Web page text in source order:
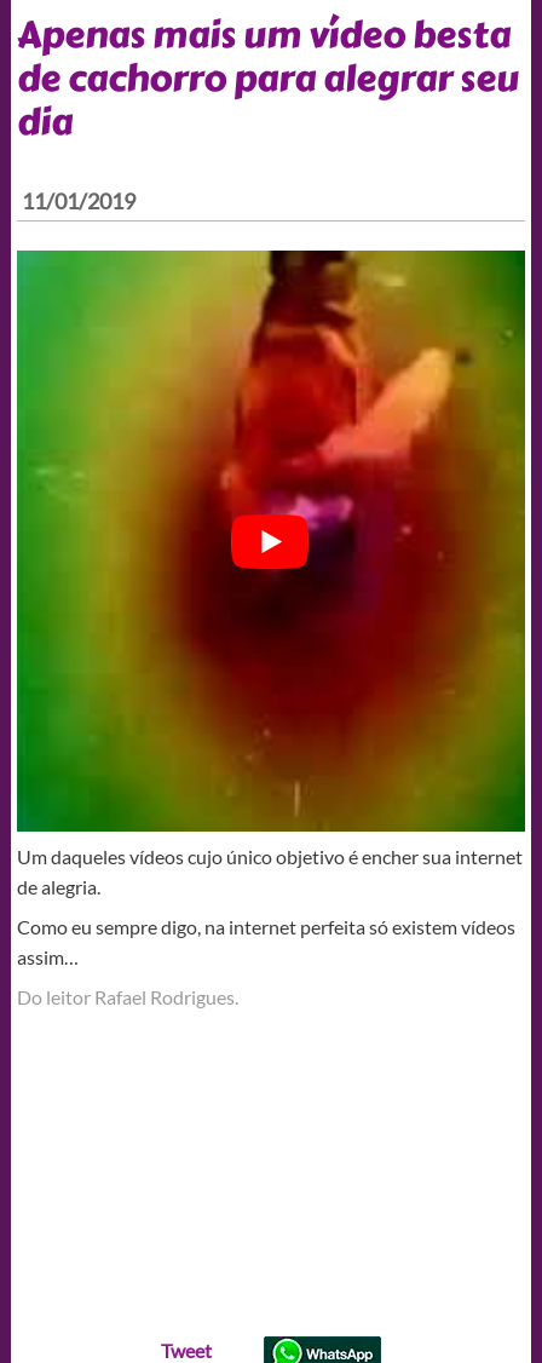
Apenas mais um vídeo besta
de cachorro para alegrar seu
dia
11/01/2019
Um daqueles vídeos cujo único objetivo é encher sua internet
de alegria.
Como eu sempre digo, na internet perfeita só existem vídeos
assim…
Do leitor Rafael Rodrigues.
Tweet